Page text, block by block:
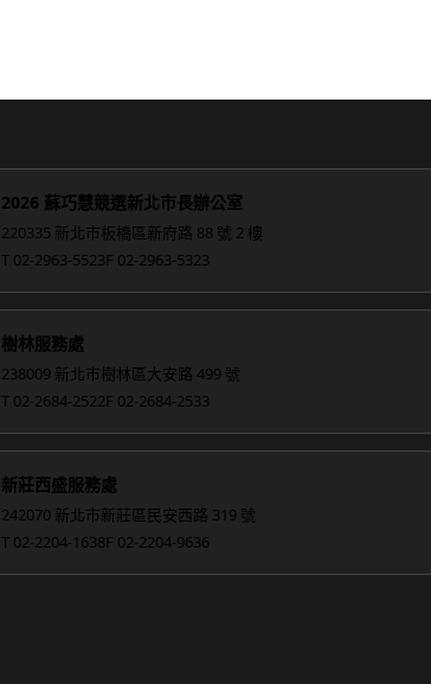
2026 蘇巧慧競選新北市長辦公室
220335 新北市板橋區新府路 88 號 2 樓
T 02-2963-5523F 02-2963-5323
樹林服務處
238009 新北市樹林區大安路 499 號
T 02-2684-2522F 02-2684-2533
新莊西盛服務處
242070 新北市新莊區民安西路 319 號
T 02-2204-1638F 02-2204-9636